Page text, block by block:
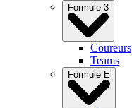
Formule 3
Coureurs
Teams
Formule E